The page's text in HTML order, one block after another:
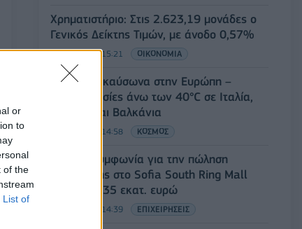
or
to
of the
List of
Χρηματιστήριο: Στις 2.623,19 μονάδες ο
Γενικός Δείκτης Τιμών, με άνοδο 0,57%
07/08/2026 - 15:21 ΟΙΚΟΝΟΜΙΑ
Νέο κύμα καύσωνα στην Ευρώπη –
Θερμοκρασίες άνω των 40°C σε Ιταλία,
Ισπανία και Βαλκάνια
07/08/2026 - 14:58 ΚΟΣΜΟΣ
Fourlis: Συμφωνία για την πώληση
συμμετοχής στο Sofia South Ring Mall
έναντι 49,35 εκατ. ευρώ
07/08/2026 - 14:39 ΕΠΙΧΕΙΡΗΣΕΙΣ